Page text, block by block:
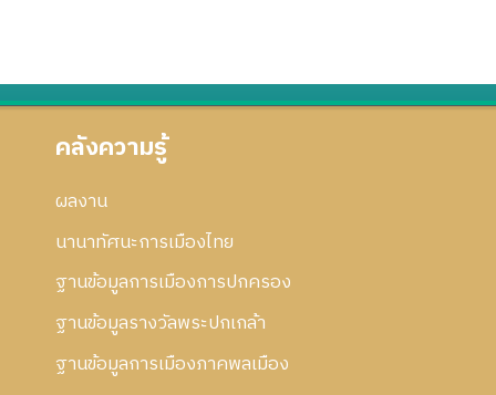
คลังความรู้
ผลงาน
นานาทัศนะการเมืองไทย
ฐานข้อมูลการเมืองการปกครอง
ฐานข้อมูลรางวัลพระปกเกล้า
ฐานข้อมูลการเมืองภาคพลเมือง